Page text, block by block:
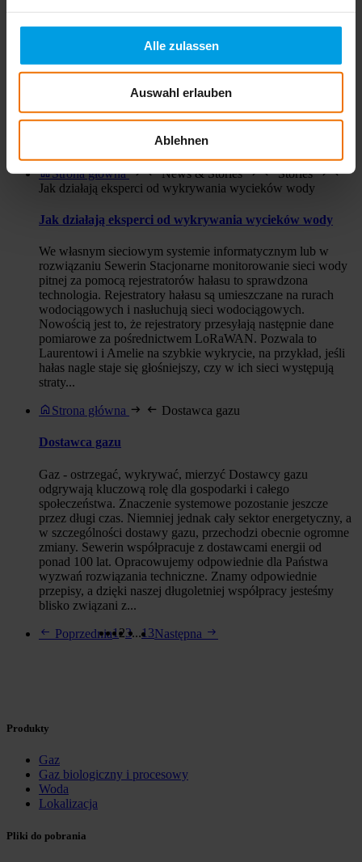
Alle zulassen
Auswahl erlauben
Ablehnen
News & Stories
News & Stories
Strona główna Produkty
Strona główna News & Stories
Stories
Jak działają eksperci od wykrywania wycieków wody
Jak działają eksperci od wykrywania wycieków wody
We własnym sieciowym systemie informatycznym lub w
rozwiązaniu Sewerin Stacjonarne monitorowanie sieci wody
pitnej za pomocą rejestratorów hałasu to sprawdzona
technologia. Rejestratory hałasu są umieszczane na rurach
wodociągowych i nasłuchują sieci wodociągowych.
Nowością jest to, że rejestratory przesyłają następnie dane
pomiarowe za pośrednictwem LoRaWAN. Pozwala to
Laurentowi i Amelie na szybkie wykrycie, na przykład, jeśli
hałas nagle staje się głośniejszy, czy w ich sieci występują
straty...
Strona główna Dostawca gazu
Dostawca gazu
Gaz - ostrzegać, wykrywać, mierzyć Dostawcy gazu
odgrywają kluczową rolę dla gospodarki i całego
społeczeństwa. Znaczenie systemowe pozostanie jeszcze
przez długi czas. Niemniej jednak cały sektor energetyczny, a
w szczególności dostawy gazu, przechodzi obecnie ogromne
zmiany. Sewerin współpracuje z dostawcami energii od
ponad 100 lat. Opracowujemy odpowiednie dla Państwa
wyzwań rozwiązania techniczne. Znamy odpowiednie
przepisy, a dzięki naszej długoletniej współpracy jesteśmy
blisko związani z...
Poprzednia123...13Następna
Produkty
Gaz
Gaz biologiczny i procesowy
Woda
Lokalizacja
Pliki do pobrania